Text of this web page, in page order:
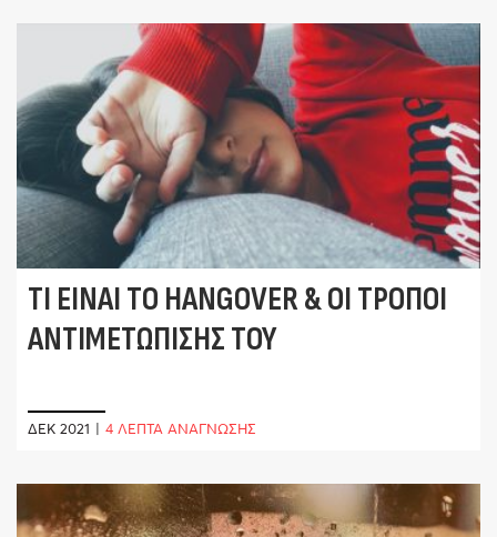
ΤΙ ΕΊΝΑΙ ΤΟ HANGOVER & ΟΙ ΤΡΌΠΟΙ
ΑΝΤΙΜΕΤΏΠΙΣΉΣ ΤΟΥ
ΔΕΚ 2021 | 4 ΛΕΠΤΑ ΑΝΑΓΝΩΣΗΣ